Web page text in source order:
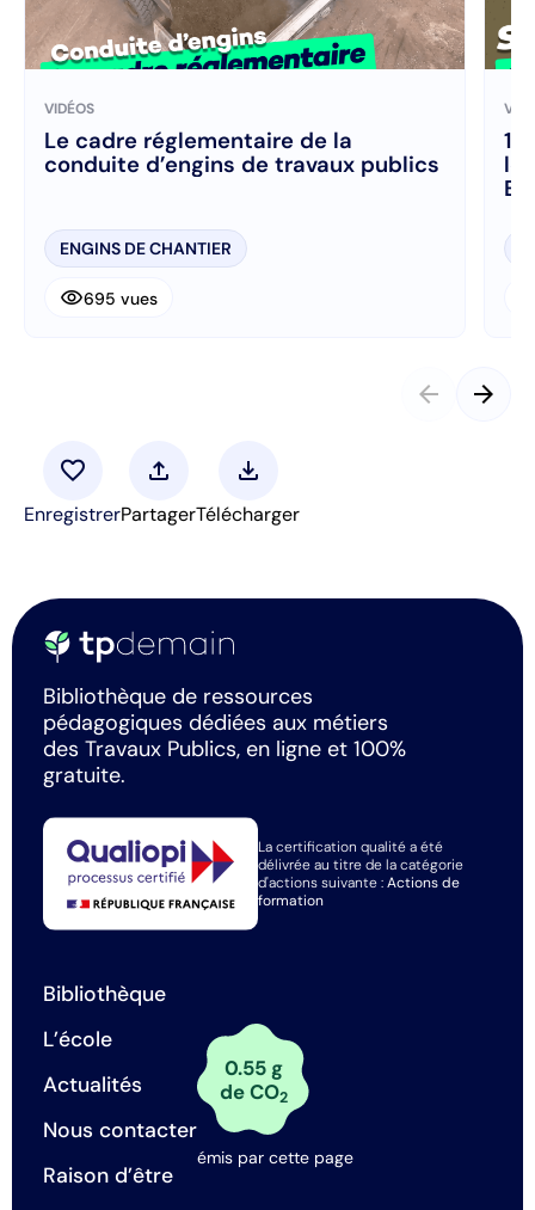
VIDÉOS
Le cadre réglementaire de la
conduite d’engins de travaux publics
ENGINS DE CHANTIER
visibility695 vues
11
le
arrow_back arrow_forward
favorite
Enregistrer
upload
Partager
download
Télécharger
Bibliothèque de ressources
pédagogiques dédiées aux métiers
des Travaux Publics, en ligne et 100%
gratuite.
La certification qualité a été
délivrée au titre de la catégorie
d'actions suivante :Actions de
formation
Bibliothèque
L’école
Actualités
Nous contacter
Raison d’être
0.55 g
de CO2
émis par cette page